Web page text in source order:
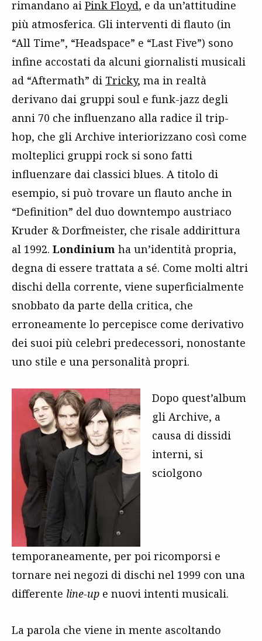
rimandano ai Pink Floyd, e da un’attitudine
più atmosferica. Gli interventi di flauto (in
“All Time”, “Headspace” e “Last Five”) sono
infine accostati da alcuni giornalisti musicali
ad “Aftermath” di Tricky, ma in realtà
derivano dai gruppi soul e funk-jazz degli
anni 70 che influenzano alla radice il trip-
hop, che gli Archive interiorizzano così come
molteplici gruppi rock si sono fatti
influenzare dai classici blues. A titolo di
esempio, si può trovare un flauto anche in
“Definition” del duo downtempo austriaco
Kruder & Dorfmeister, che risale addirittura
al 1992. Londinium ha un’identità propria,
degna di essere trattata a sé. Come molti altri
dischi della corrente, viene superficialmente
snobbato da parte della critica, che
erroneamente lo percepisce come derivativo
dei suoi più celebri predecessori, nonostante
uno stile e una personalità propri.
Dopo quest’album
gli Archive, a
causa di dissidi
interni, si
sciolgono
temporaneamente, per poi ricomporsi e
tornare nei negozi di dischi nel 1999 con una
differente line-up e nuovi intenti musicali.
La parola che viene in mente ascoltando